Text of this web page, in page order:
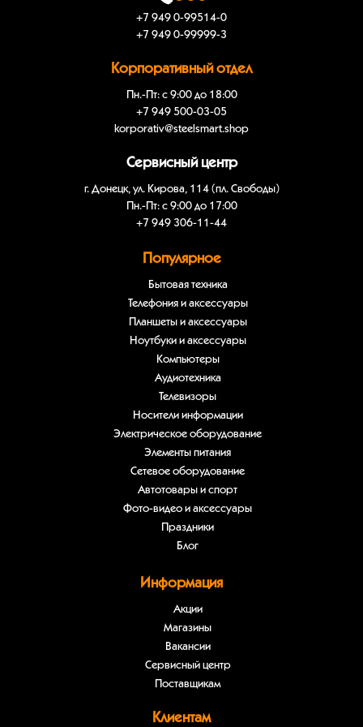
+7 949 0-99514-0
+7 949 0-99999-3
Корпоративный отдел
Пн.-Пт: с 9:00 до 18:00
+7 949 500-03-05
korporativ@steelsmart.shop
Сервисный центр
г. Донецк, ул. Кирова, 114 (пл. Свободы)
Пн.-Пт: с 9:00 до 17:00
+7 949 306-11-44
Популярное
Бытовая техника
Телефония и аксессуары
Планшеты и аксессуары
Ноутбуки и аксессуары
Компьютеры
Аудиотехника
Телевизоры
Носители информации
Электрическое оборудование
Элементы питания
Сетевое оборудование
Автотовары и спорт
Фото-видео и аксессуары
Праздники
Блог
Информация
Акции
Магазины
Вакансии
Сервисный центр
Поставщикам
Клиентам